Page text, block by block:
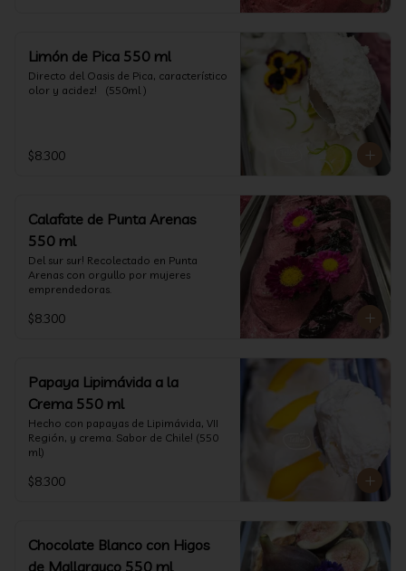
Limón de Pica 550 ml
Directo del Oasis de Pica, característico
olor y acidez!   (550ml )
$8.300
Calafate de Punta Arenas
550 ml
Del sur sur! Recolectado en Punta
Arenas con orgullo por mujeres
emprendedoras.
$8.300
Papaya Lipimávida a la
Crema 550 ml
Hecho con papayas de Lipimávida, VII
Región, y crema. Sabor de Chile! (550
ml)
$8.300
Chocolate Blanco con Higos
de Mallarauco 550 ml